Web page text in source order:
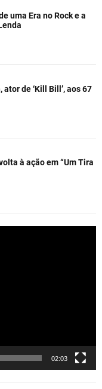
uma Era no Rock e a
de ‘Kill Bill’, aos 67
à ação em “Um Tira
02:03